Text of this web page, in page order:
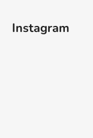
Instagram